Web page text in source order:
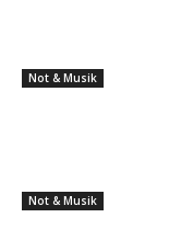
Not & Musik
Not & Musik